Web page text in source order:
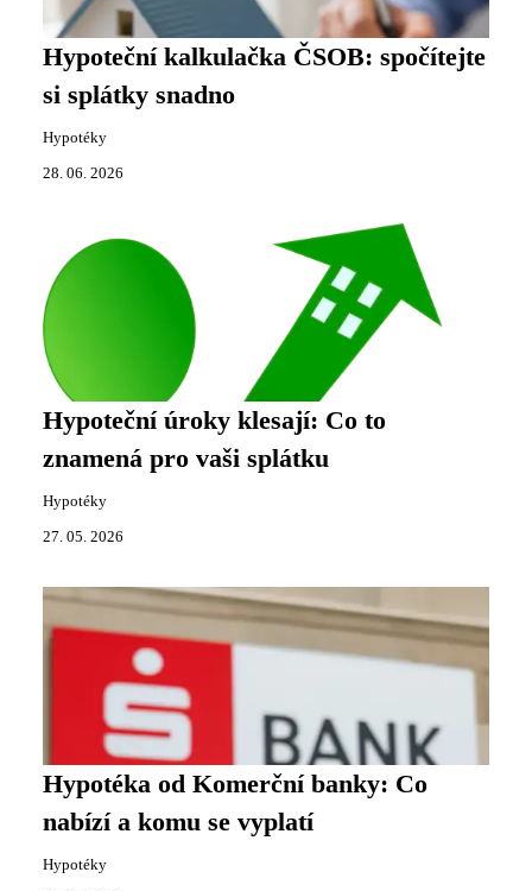
Hypoteční kalkulačka ČSOB: spočítejte
si splátky snadno
Hypotéky
28. 06. 2026
Hypoteční úroky klesají: Co to
znamená pro vaši splátku
Hypotéky
27. 05. 2026
Hypotéka od Komerční banky: Co
nabízí a komu se vyplatí
Hypotéky